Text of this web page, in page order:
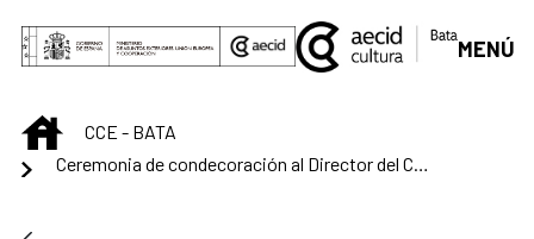
Skip to Main Content
MENÚ
INICIOCCE - BATA
Ceremonia de condecoración al Director del CCEBata